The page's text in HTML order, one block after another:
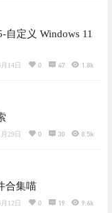
自定义 Windows 11
14日 0 47 1.8k
29日 0 30 8.5k
合集喵
12日 0 19 9.6k